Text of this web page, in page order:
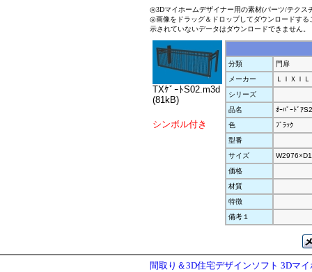
◎3Dマイホームデザイナー用の素材(パーツ/テクス
◎画像をドラッグ＆ドロップしてダウンロードす
示されていないデータはダウンロードできません。
TXｹﾞｰﾄS02.m3d
(81kB)
シンボル付き
分類
門扉
メーカー
ＬＩＸＩＬ
シリーズ
品名
ｵｰﾊﾞｰﾄﾞｱ
色
ﾌﾞﾗｯｸ
型番
サイズ
価格
材質
特徴
備考１
間取り＆3D住宅デザインソフト 3Dマ